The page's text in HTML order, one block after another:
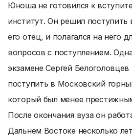
Юноша не готовился к
институт. Он решил поступить
его отец, и полагался на него
вопросов с поступлением.
экзамене Сергей
поступить в Московский
который был менее
После окончания вуза он
Дальнем Востоке несколько